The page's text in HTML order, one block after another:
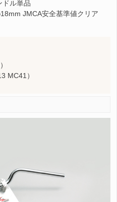
ドル単品
JMCA安全基準値クリア
MC41）